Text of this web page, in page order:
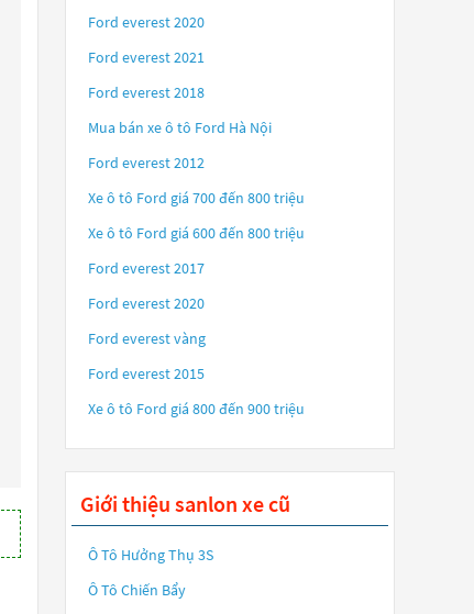
Ford everest 2020
Ford everest 2021
Ford everest 2018
Mua bán xe ô tô Ford Hà Nội
Ford everest 2012
Xe ô tô Ford giá 700 đến 800 triệu
Xe ô tô Ford giá 600 đến 800 triệu
Ford everest 2017
Ford everest 2020
Ford everest vàng
Ford everest 2015
Xe ô tô Ford giá 800 đến 900 triệu
Giới thiệu sanlon xe cũ
Ô Tô Hưởng Thụ 3S
Ô Tô Chiến Bẩy